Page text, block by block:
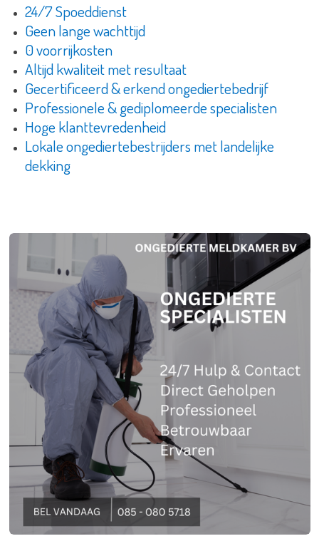
24/7 Spoeddienst
Geen lange wachttijd
0 voorrijkosten
Altijd kwaliteit met resultaat
Gecertificeerd & erkend ongediertebedrijf
Professionele & gediplomeerde specialisten
Hoge klanttevredenheid
Lokale ongediertebestrijders met landelijke
dekking